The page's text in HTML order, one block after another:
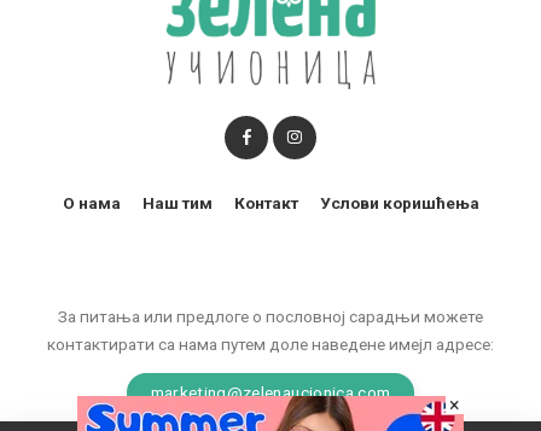
За питања или предлоге о пословној сарадњи можете
контактирати са нама путем доле наведене имејл адресе:
marketing@zelenaucionica.com
О нама Наш тим Контакт Услови коришћења
×